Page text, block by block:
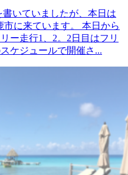
いていましたが、本日は
市に来ています。 本日から
ー走行1、2。2日目はフリ
ケジュールで開催さ...